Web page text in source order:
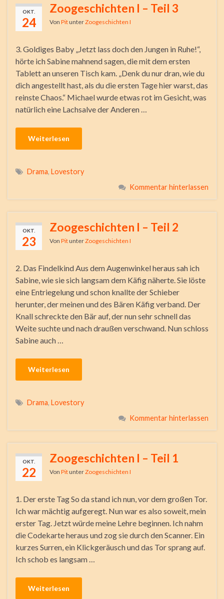
OKT.
24
Zoogeschichten I – Teil 3
Von PitunterZoogeschichten I
3. Goldiges Baby „Jetzt lass doch den Jungen in Ruhe!“,
hörte ich Sabine mahnend sagen, die mit dem ersten
Tablett an unseren Tisch kam. „Denk du nur dran, wie du
dich angestellt hast, als du die ersten Tage hier warst, das
reinste Chaos.“ Michael wurde etwas rot im Gesicht, was
natürlich eine Lachsalve der Anderen …
Weiterlesen
Drama, Lovestory
Kommentar hinterlassen
OKT.
23
Zoogeschichten I – Teil 2
Von PitunterZoogeschichten I
2. Das Findelkind Aus dem Augenwinkel heraus sah ich
Sabine, wie sie sich langsam dem Käfig näherte. Sie löste
eine Entriegelung und schon knallte der Schieber
herunter, der meinen und des Bären Käfig verband. Der
Knall schreckte den Bär auf, der nun sehr schnell das
Weite suchte und nach draußen verschwand. Nun schloss
Sabine auch …
Weiterlesen
Drama, Lovestory
Kommentar hinterlassen
OKT.
22
Zoogeschichten I – Teil 1
Von PitunterZoogeschichten I
1. Der erste Tag So da stand ich nun, vor dem großen Tor.
Ich war mächtig aufgeregt. Nun war es also soweit, mein
erster Tag. Jetzt würde meine Lehre beginnen. Ich nahm
die Codekarte heraus und zog sie durch den Scanner. Ein
kurzes Surren, ein Klickgeräusch und das Tor sprang auf.
Ich schob es langsam …
Weiterlesen